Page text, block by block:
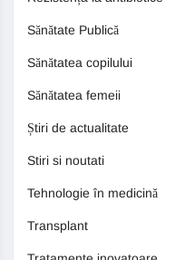
Sănătate Publică
Sănătatea copilului
Sănătatea femeii
Știri de actualitate
Stiri si noutati
Tehnologie în medicină
Transplant